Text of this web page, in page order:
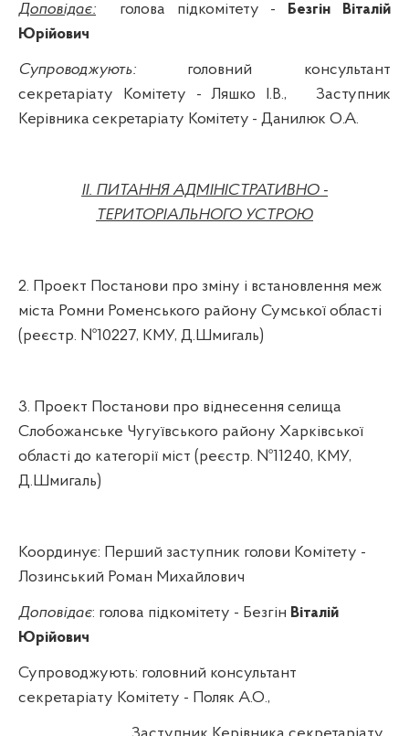
Доповідає: голова підкомітету -
Безгін Віталій
Юрійович
Супроводжують:головний консультант
секретаріату Комітету - Ляшко І.В.,
Заступник
Керівника секретаріату Комітету - Данилюк О.А.
IІ. ПИТАННЯ АДМІНІСТРАТИВНО -
ТЕРИТОРІАЛЬНОГО УСТРОЮ
2. Проект Постанови про зміну і встановлення меж
міста Ромни Роменського району Сумської області
(реєстр. №10227, КМУ, Д.Шмигаль)
3. Проект Постанови про віднесення селища
Слобожанське Чугуївського району Харківської
області до категорії міст (реєстр. №11240, КМУ,
Д.Шмигаль)
Координує: Перший заступник голови Комітету -
Лозинський Роман Михайлович
Доповідає: голова підкомітету - Безгін Віталій
Юрійович
Супроводжують: головний консультант
секретаріату Комітету - Поляк А.О.,